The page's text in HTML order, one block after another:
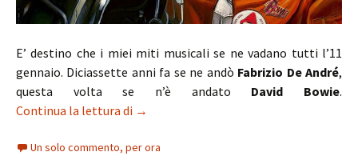
E’ destino che i miei miti musicali se ne vadano tutti l’11
gennaio. Diciassette anni fa se ne andò Fabrizio De André,
questa volta se n’è andato David Bowie.
Continua la lettura di L’Uomo delle Stelle: David Bowie e la
→
Un solo commento, per ora